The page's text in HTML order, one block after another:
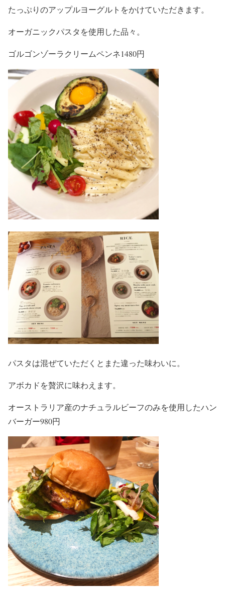
たっぷりのアップルヨーグルトをかけていただきます。
オーガニックパスタを使用した品々。
ゴルゴンゾーラクリームペンネ1480円
パスタは混ぜていただくとまた違った味わいに。
アボカドを贅沢に味わえます。
オーストラリア産のナチュラルビーフのみを使用したハン
バーガー980円